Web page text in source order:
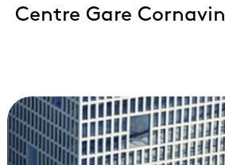
Centre Gare Cornavin